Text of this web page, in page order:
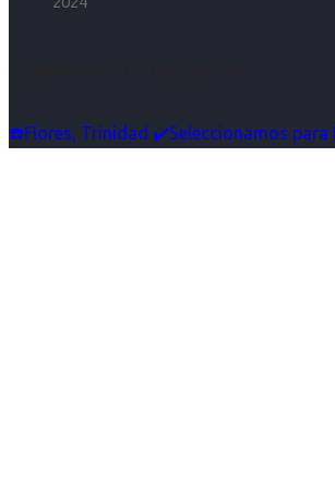
☎️Flores, Trinidad ✔️Seleccionamos para